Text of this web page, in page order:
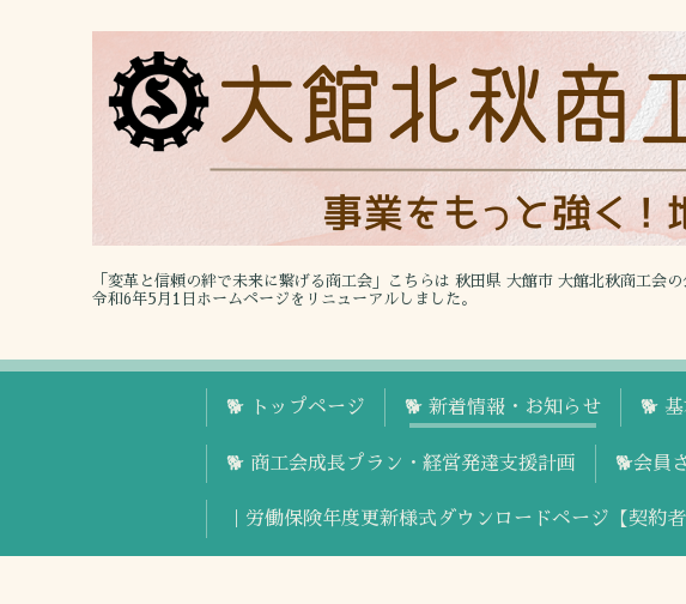
「変革と信頼の絆で未来に繋げる商工会」こちらは 秋田県 大館市 大館北秋商工会の
令和6年5月1日ホームページをリニューアルしました。
🐕 トップページ 🐕 新着情報・お知らせ 🐕
🐕 商工会成長プラン・経営発達支援計画 🐕会員
｜労働保険年度更新様式ダウンロードページ【契約者